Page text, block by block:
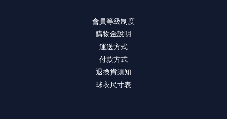
會員等級制度
購物金說明
運送方式
付款方式
退換貨須知
球衣尺寸表